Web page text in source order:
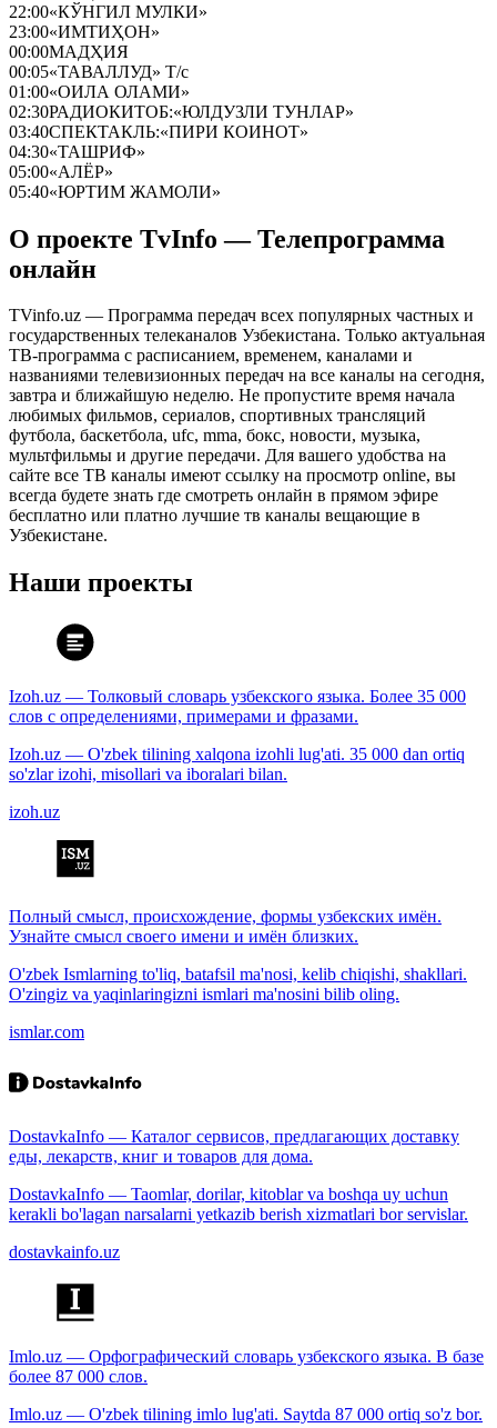
22:00«КЎНГИЛ МУЛКИ»
23:00«ИМТИҲОН»
00:00МАДҲИЯ
00:05«ТАВАЛЛУД» Т/с
01:00«ОИЛА ОЛАМИ»
02:30РАДИОКИТОБ:«ЮЛДУЗЛИ ТУНЛАР»
03:40СПЕКТАКЛЬ:«ПИРИ КОИНОТ»
04:30«ТАШРИФ»
05:00«АЛЁР»
05:40«ЮРТИМ ЖАМОЛИ»
О проекте TvInfo — Телепрограмма
онлайн
TVinfo.uz — Программа передач всех популярных частных и
государственных телеканалов Узбекистана. Только актуальная
ТВ-программа с расписанием, временем, каналами и
названиями телевизионных передач на все каналы на сегодня,
завтра и ближайшую неделю. Не пропустите время начала
любимых фильмов, сериалов, спортивных трансляций
футбола, баскетбола, ufc, mma, бокс, новости, музыка,
мультфильмы и другие передачи. Для вашего удобства на
сайте все ТВ каналы имеют ссылку на просмотр online, вы
всегда будете знать где смотреть онлайн в прямом эфире
бесплатно или платно лучшие тв каналы вещающие в
Узбекистане.
Наши проекты
Izoh.uz — Толковый словарь узбекского языка. Более 35 000
слов с определениями, примерами и фразами.
Izoh.uz — O'zbek tilining xalqona izohli lug'ati. 35 000 dan ortiq
so'zlar izohi, misollari va iboralari bilan.
izoh.uz
Полный смысл, происхождение, формы узбекских имён.
Узнайте смысл своего имени и имён близких.
O'zbek Ismlarning to'liq, batafsil ma'nosi, kelib chiqishi, shakllari.
O'zingiz va yaqinlaringizni ismlari ma'nosini bilib oling.
ismlar.com
DostavkaInfo — Каталог сервисов, предлагающих доставку
еды, лекарств, книг и товаров для дома.
DostavkaInfo — Taomlar, dorilar, kitoblar va boshqa uy uchun
kerakli bo'lagan narsalarni yetkazib berish xizmatlari bor servislar.
dostavkainfo.uz
Imlo.uz — Орфографический словарь узбекского языка. В базе
более 87 000 слов.
Imlo.uz — O'zbek tilining imlo lug'ati. Saytda 87 000 ortiq so'z bor.